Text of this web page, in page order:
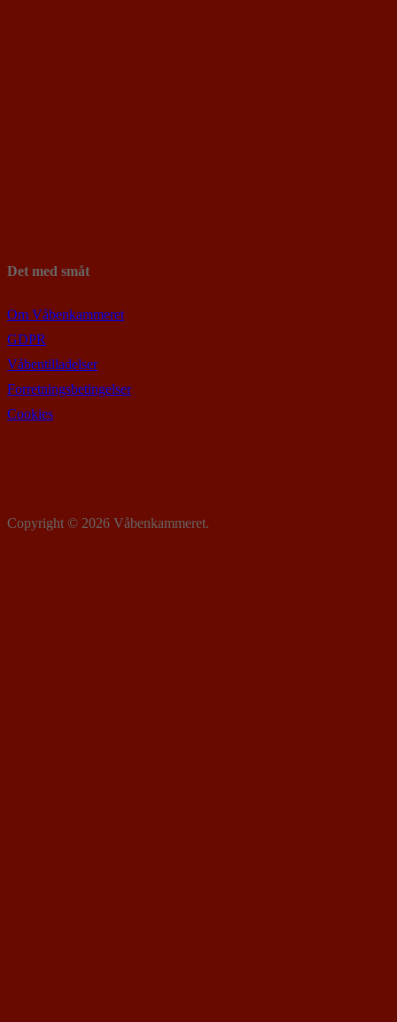
Det med småt
Om Våbenkammeret
GDPR
Våbentilladelser
Forretningsbetingelser
Cookies
Copyright © 2026 Våbenkammeret.